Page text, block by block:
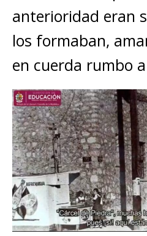
anterioridad eran
los formaban,
en cuerda rumbo